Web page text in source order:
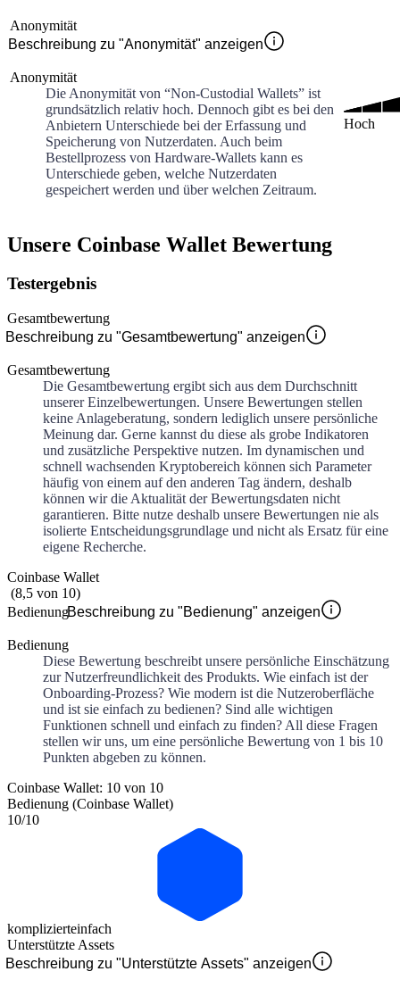
Anonymität
Beschreibung zu "Anonymität" anzeigen
Anonymität
Die Anonymität von “Non-Custodial Wallets” ist
grundsätzlich relativ hoch. Dennoch gibt es bei den
Anbietern Unterschiede bei der Erfassung und
Speicherung von Nutzerdaten. Auch beim
Bestellprozess von Hardware-Wallets kann es
Unterschiede geben, welche Nutzerdaten
gespeichert werden und über welchen Zeitraum.
Hoch
Unsere Coinbase Wallet Bewertung
Testergebnis
Gesamtbewertung
Beschreibung zu "Gesamtbewertung" anzeigen
Gesamtbewertung
Die Gesamtbewertung ergibt sich aus dem Durchschnitt
unserer Einzelbewertungen. Unsere Bewertungen stellen
keine Anlageberatung, sondern lediglich unsere persönliche
Meinung dar. Gerne kannst du diese als grobe Indikatoren
und zusätzliche Perspektive nutzen. Im dynamischen und
schnell wachsenden Kryptobereich können sich Parameter
häufig von einem auf den anderen Tag ändern, deshalb
können wir die Aktualität der Bewertungsdaten nicht
garantieren. Bitte nutze deshalb unsere Bewertungen nie als
isolierte Entscheidungsgrundlage und nicht als Ersatz für eine
eigene Recherche.
Coinbase Wallet
(8,5 von 10)
BedienungBeschreibung zu "Bedienung" anzeigen
Bedienung
Diese Bewertung beschreibt unsere persönliche Einschätzung
zur Nutzerfreundlichkeit des Produkts. Wie einfach ist der
Onboarding-Prozess? Wie modern ist die Nutzeroberfläche
und ist sie einfach zu bedienen? Sind alle wichtigen
Funktionen schnell und einfach zu finden? All diese Fragen
stellen wir uns, um eine persönliche Bewertung von 1 bis 10
Punkten abgeben zu können.
Coinbase Wallet: 10 von 10
Bedienung (Coinbase Wallet)
10/10
komplizierteinfach
Unterstützte Assets
Beschreibung zu "Unterstützte Assets" anzeigen